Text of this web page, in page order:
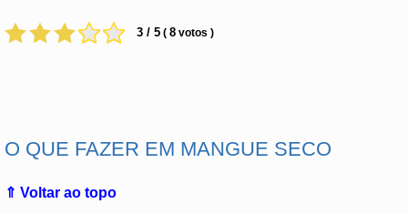
3 / 5 ( 8 votos )
O QUE FAZER EM MANGUE SECO
⇑ Voltar ao topo